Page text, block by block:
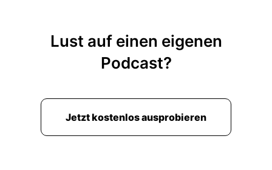
Lust auf einen eigenen
Podcast?
Jetzt kostenlos ausprobieren